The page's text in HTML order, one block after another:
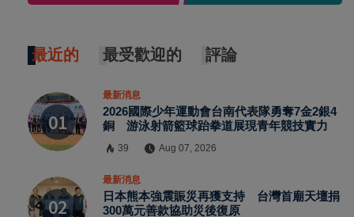
最近的 最受歡迎的 評論
最新消息
2026國際少年運動會台南代表隊勇奪7金2銀4
銅 游泳射箭籃球跆拳道展現青年競技實力
39 Aug 07, 2026
最新消息
日本熊本強震賑災再獲支持 台灣首廟天壇捐
300萬元善款協助災後復原